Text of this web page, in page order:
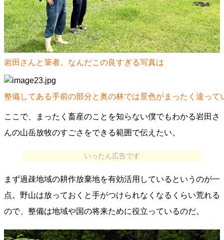
岩田さんと筆者。なんだこの良すぎる写真は
整備してある手前の部分と奥の林では景色がまったく違っ
ここで、まったく畜産のことを知らない僕でもわかる岩田さ
んの山岳放牧のすごさをできる範囲で伝えたい。
いったん広告です
まず過疎地域の耕作放棄地を有効活用しているというのが一
点。野山は放っておくと手がつけられなくなるくらい荒れる
ので、整備は地域や国の将来ために役立っているのだ。